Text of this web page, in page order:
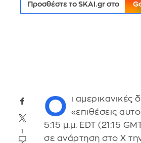
Προσθέστε το SKAI.gr στο
1
Ο
ι
«επιθέσεις
5:15 μ.μ. EDT (21:15
σε ανάρτηση στο X